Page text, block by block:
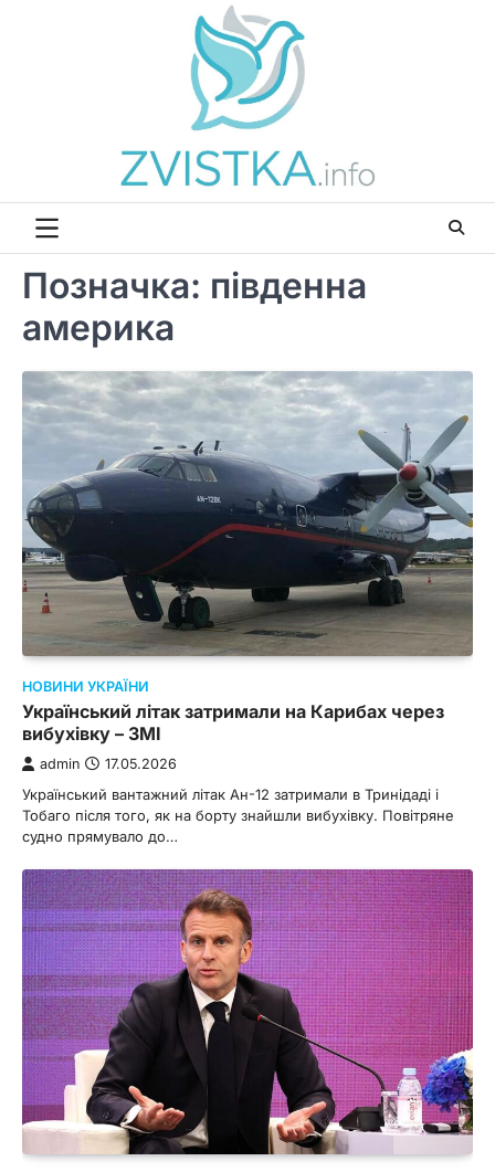
Позначка: південна
америка
НОВИНИ УКРАЇНИ
Український літак затримали на Карибах через
вибухівку – ЗМІ
admin 17.05.2026
Український вантажний літак Ан-12 затримали в Тринідаді і
Тобаго після того, як на борту знайшли вибухівку. Повітряне
судно прямувало до…